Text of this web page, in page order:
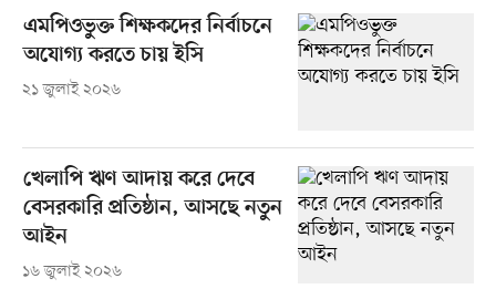
এমপিওভুক্ত শিক্ষকদের নির্বাচনে
অযোগ্য করতে চায় ইসি
২১ জুলাই ২০২৬
খেলাপি ঋণ আদায় করে দেবে
বেসরকারি প্রতিষ্ঠান, আসছে নতুন
আইন
১৬ জুলাই ২০২৬